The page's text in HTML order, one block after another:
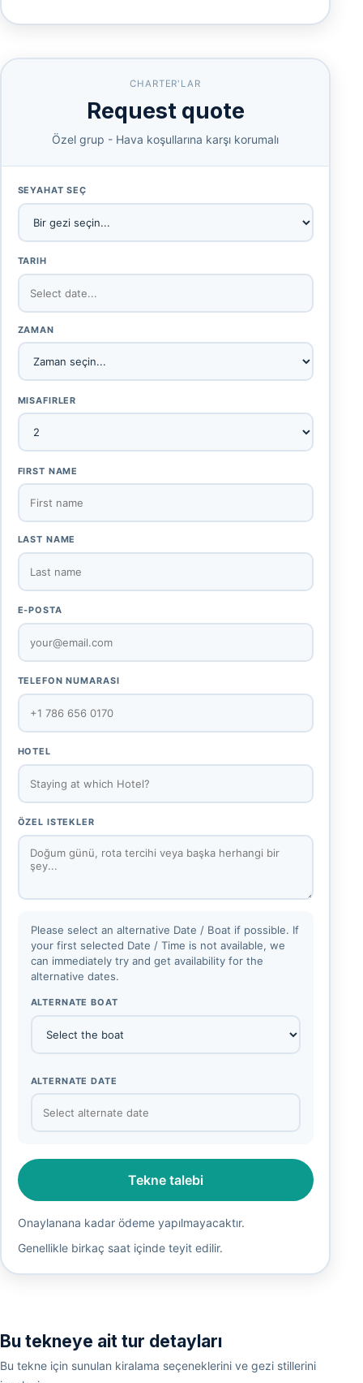
CHARTER'LAR
Request quote
Özel grup - Hava koşullarına karşı korumalı
SEYAHAT SEÇ
TARIH
ZAMAN
MISAFIRLER
FIRST NAME
LAST NAME
E-POSTA
TELEFON NUMARASI
HOTEL
ÖZEL ISTEKLER
Please select an alternative Date / Boat if possible. If
your first selected Date / Time is not available, we
can immediately try and get availability for the
alternative dates.
ALTERNATE BOAT
ALTERNATE DATE
Tekne talebi
Onaylanana kadar ödeme yapılmayacaktır.
Genellikle birkaç saat içinde teyit edilir.
Bu tekneye ait tur detayları
Bu tekne için sunulan kiralama seçeneklerini ve gezi stillerini